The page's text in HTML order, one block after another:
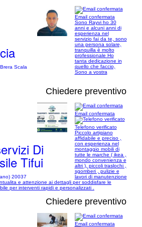
Scala
Email confermata
Sono Rayvi ho 30
anni e alcuni anni di
esperienza nel
servizio fai da te, sono
una persona solare,
tranquilla è molto
professionale Ho
tanta dedicazione in
quello che faccio,
Sono a vostra
Chiedere preventivo
Di
Tifui
20037
Email confermata
Telefono verificato
Piccolo artigiano
affidabile e preciso ,
con esperienza nel
montaggio mobili di
tutte le marche ( ikea ,
mondo convenienza e
altri ), piccoli traslochi ,
sgomberi , pulizie e
lavori di manutenzione
e attenzione ai dettagli per soddisfare le
per interventi rapidi e personalizzati .
Chiedere preventivo
Email confermata